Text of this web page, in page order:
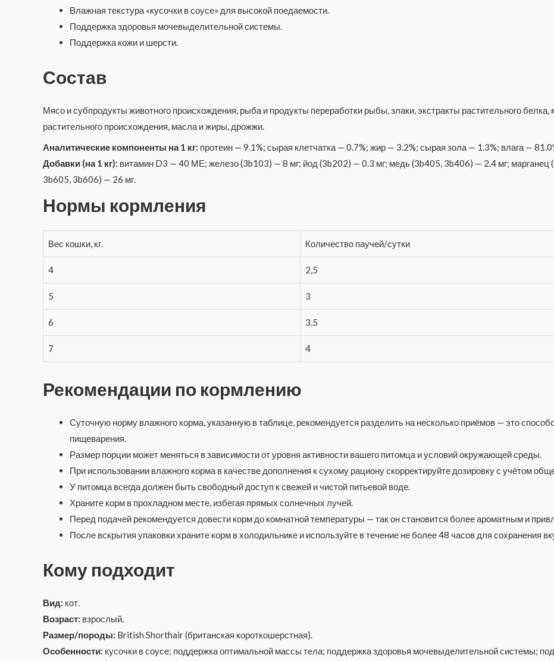
Влажная текстура «кусочки в соусе» для высокой поедаемости.
Поддержка здоровья мочевыделительной системы.
Поддержка кожи и шерсти.
Состав
Мясо и субпродукты животного происхождения, рыба и продукты переработки рыбы, злаки, экстракты растительного
растительного происхождения, масла и жиры, дрожжи.
Аналитические компоненты на 1 кг: протеин — 9.1%; сырая клетчатка — 0.7%; жир — 3.2%; сырая зола — 1.3%; влага —
Добавки (на 1 кг): витамин D3 — 40 МЕ; железо (3b103) — 8 мг; йод (3b202) — 0.3 мг; медь (3b405, 3b406) — 2.4 мг; марганец
3b605, 3b606) — 26 мг.
Нормы кормления
Вес кошки, кг. Количество паучей/сутки
4 2,5
5 3
6 3,5
7 4
Рекомендации по кормлению
Суточную норму влажного корма, указанную в таблице, рекомендуется разделить на несколько приёмов — это
пищеварения.
Размер порции может меняться в зависимости от уровня активности вашего питомца и условий окружающей среды.
При использовании влажного корма в качестве дополнения к сухому рациону скорректируйте дозировку с учётом
У питомца всегда должен быть свободный доступ к свежей и чистой питьевой воде.
Храните корм в прохладном месте, избегая прямых солнечных лучей.
Перед подачей рекомендуется довести корм до комнатной температуры — так он становится более ароматным и
После вскрытия упаковки храните корм в холодильнике и используйте в течение не более 48 часов для сохранения
Кому подходит
Вид: кот.
Возраст: взрослый.
Размер/породы: British Shorthair (британская короткошерстная).
Особенности: кусочки в соусе; поддержка оптимальной массы тела; поддержка здоровья мочевыделительной системы;